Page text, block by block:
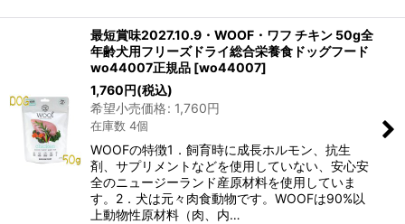
最短賞味2027.10.9・WOOF・ワフ チキン 50g全
年齢犬用フリーズドライ総合栄養食ドッグフード
wo44007正規品 [wo44007]
1,760円(税込)
希望小売価格: 1,760円
在庫数 4個
WOOFの特徴1．飼育時に成長ホルモン、抗生
剤、サプリメントなどを使用していない、安心安
全のニュージーランド産原材料を使用していま
す。2．犬は元々肉食動物です。WOOFは90%以
上動物性原材料（肉、内…